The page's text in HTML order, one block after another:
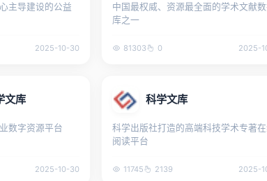
主导建设的公益
2025-10-30
中国最权威、资源最全面的学术文献
库之一
81303 0 2025-
文库
数字资源平台
2025-10-30
科学文库
科学出版社打造的高端科技学术专著
阅读平台
11745 2139 2025-